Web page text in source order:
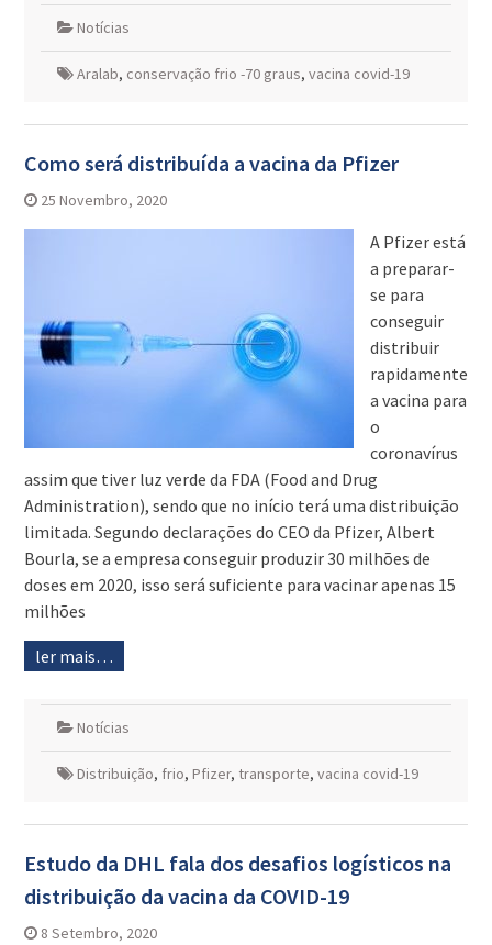
Notícias
Aralab, conservação frio -70 graus, vacina covid-19
Como será distribuída a vacina da Pfizer
25 Novembro, 2020
A Pfizer está
a preparar-
se para
conseguir
distribuir
rapidamente
a vacina para
o
coronavírus
assim que tiver luz verde da FDA (Food and Drug
Administration), sendo que no início terá uma distribuição
limitada. Segundo declarações do CEO da Pfizer, Albert
Bourla, se a empresa conseguir produzir 30 milhões de
doses em 2020, isso será suficiente para vacinar apenas 15
milhões
ler mais…
Notícias
Distribuição, frio, Pfizer, transporte, vacina covid-19
Estudo da DHL fala dos desafios logísticos na
distribuição da vacina da COVID-19
8 Setembro, 2020